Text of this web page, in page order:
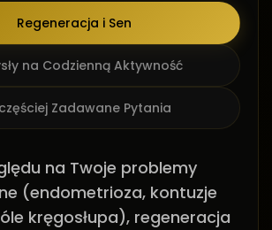
Regeneracja i Sen
na Codzienną Aktywność
Zadawane Pytania
na Twoje problemy
(endometrioza, kontuzje
kręgosłupa), regeneracja